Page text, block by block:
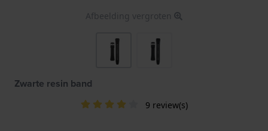
Afbeelding vergroten
Zwarte resin band
9 review(s)